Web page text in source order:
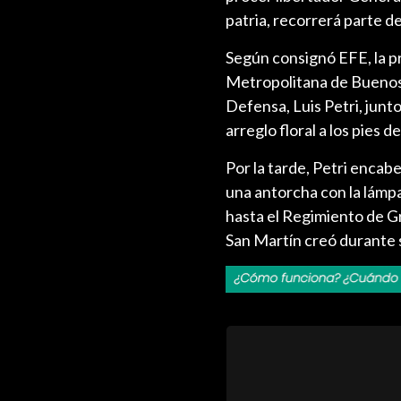
patria, recorrerá parte
Según consignó EFE, la
Metropolitana de
Defensa, Luis Petri,
arreglo floral a los pies
Por la tarde, Petri
una antorcha con la
hasta el Regimiento de
San Martín creó durante